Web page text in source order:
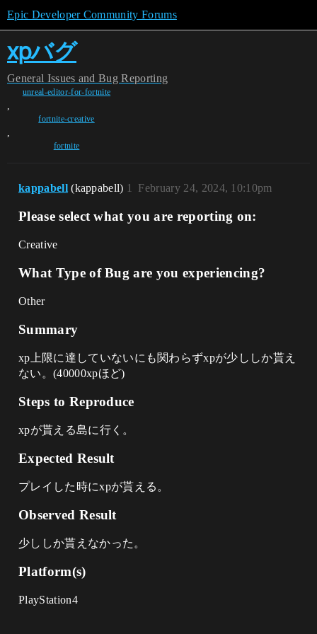
Epic Developer Community Forums
xpバグ
General Issues and Bug Reporting
unreal-editor-for-fortnite
,
fortnite-creative
,
fortnite
kappabell (kappabell) February 24, 2024, 10:10pm
1
Please select what you are reporting on:
Creative
What Type of Bug are you experiencing?
Other
Summary
xp上限に達していないにも関わらずxpが少ししか貰え
ない。(40000xpほど)
Steps to Reproduce
xpが貰える島に行く。
Expected Result
プレイした時にxpが貰える。
Observed Result
少ししか貰えなかった。
Platform(s)
PlayStation4